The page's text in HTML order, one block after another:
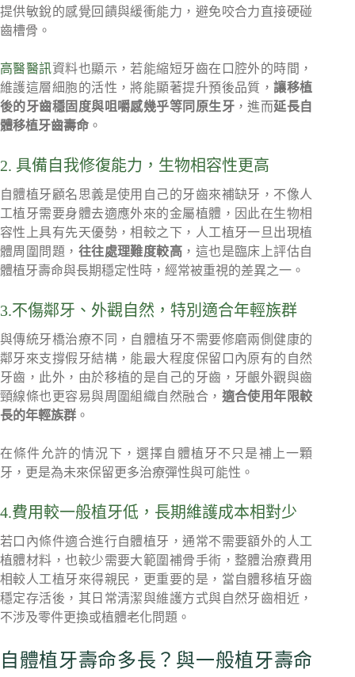
提供敏銳的感覺回饋與緩衝能力，避免咬合力直接硬碰
齒槽骨。
高醫醫訊資料也顯示，若能縮短牙齒在口腔外的時間，
維護這層細胞的活性，將能顯著提升預後品質，讓移植
後的牙齒穩固度與咀嚼感幾乎等同原生牙 ，進而延長自
體移植牙齒壽命 。
2. 具備自我修復能力，生物相容性更高
自體植牙顧名思義是使用自己的牙齒來補缺牙，不像人
工植牙需要身體去適應外來的金屬植體，因此在生物相
容性上具有先天優勢，相較之下，人工植牙一旦出現植
體周圍問題， 往往處理難度較高 ，這也是臨床上評估自
體植牙壽命與長期穩定性時，經常被重視的差異之一。
3.不傷鄰牙、外觀自然，特別適合年輕族群
與傳統牙橋治療不同，自體植牙不需要修磨兩側健康的
鄰牙來支撐假牙結構，能最大程度保留口內原有的自然
牙齒，此外，由於移植的是自己的牙齒，牙齦外觀與齒
頸線條也更容易與周圍組織自然融合， 適合使用年限較
長的年輕族群 。
在條件允許的情況下，選擇自體植牙不只是補上一顆
牙，更是為未來保留更多治療彈性與可能性。
4.費用較一般植牙低，長期維護成本相對少
若口內條件適合進行自體植牙，通常不需要額外的人工
植體材料，也較少需要大範圍補骨手術，整體治療費用
相較人工植牙來得親民，更重要的是，當自體移植牙齒
穩定存活後，其日常清潔與維護方式與自然牙齒相近，
不涉及零件更換或植體老化問題。
自體植牙壽命多長？與一般植牙壽命